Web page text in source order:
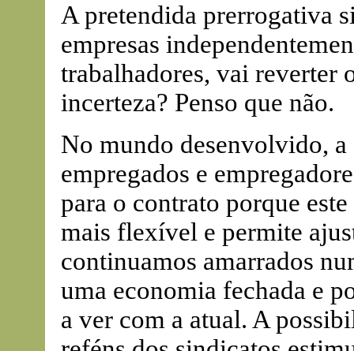
A pretendida prerrogativa
empresas
trabalhadores, vai reverter
incerteza? Penso que não.
No mundo desenvolvido,
empregados e
para o contrato porque
mais flexível e permite
continuamos amarrados
uma economia fechada e
a ver com a atual. A